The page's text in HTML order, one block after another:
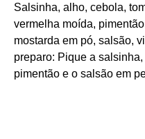
Salsinha, alho, cebola,
vermelha moída,
mostarda em pó, salsão,
preparo: Pique a
pimentão e o salsão em